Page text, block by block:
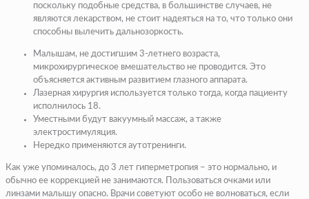
поскольку подобные средства, в большинстве случаев, не
являются лекарством, не стоит надеяться на то, что только они
способны вылечить дальнозоркость.
Малышам, не достигшим 3-летнего возраста,
микрохирургическое вмешательство не проводится. Это
объясняется активным развитием глазного аппарата.
Лазерная хирургия используется только тогда, когда пациенту
исполнилось 18.
Уместными будут вакуумный массаж, а также
электростимуляция.
Нередко применяются аутотренинги.
Как уже упоминалось, до 3 лет гиперметропия – это нормально, и
обычно ее коррекцией не занимаются. Пользоваться очками или
линзами малышу опасно. Врачи советуют особо не волноваться, если